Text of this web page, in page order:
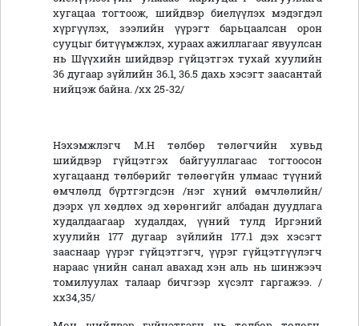
хугацаа тогтоож, шийдвэр биелүүлэх мэдэгдэл
хүргүүлэх, зээлийн үүрэгт барьцаалсан орон
сууцыг битүүмжлэх, хураах ажиллагааг явуулсан
нь Шүүхийн шийдвэр гүйцэтгэх тухай хуулийн
36 дугаар зүйлийн 36.1, 36.5 дахь хэсэгт заасантай
нийцэж байна. /хх 25-32/
Нэхэмжлэгч М.Н төлбөр төлөгчийн хувьд
шийдвэр гүйцэтгэх байгууллагаас тогтоосон
хугацаанд төлбөрийг төлөөгүйн улмаас түүний
өмчлөлд бүртгэгдсэн /нэг хүний өмчлөлийн/
дээрх үл хөдлөх эд хөрөнгийг албадан дуудлага
худалдаагаар худалдах, үүний тулд Иргэний
хуулийн 177 дугаар зүйлийн 177.1 дэх хэсэгт
зааснаар үүрэг гүйцэтгэгч, үүрэг гүйцэтгүүлэгч
нараас үнийн санал авахад хэн аль нь шинжээч
томилуулах талаар бичгээр хүсэлт гаргажээ. /
хх34,35/